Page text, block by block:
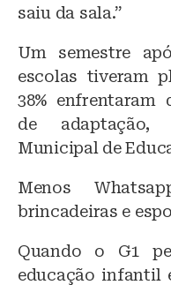
saiu da sala.”
Um semestre
escolas tiveram
38% enfrentaram
de adaptação,
Municipal de
Menos
brincadeiras e
Quando o G1
educação infantil